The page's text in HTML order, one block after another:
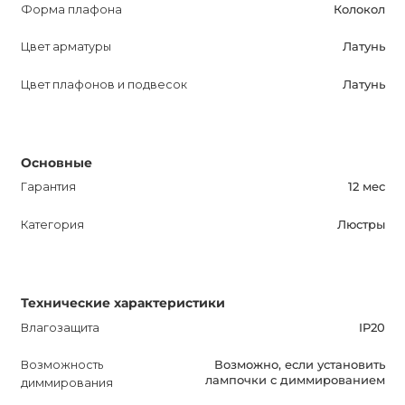
Форма плафона Колокол
Цвет арматуры Латунь
Цвет плафонов и подвесок Латунь
Основные
Гарантия 12 мес
Категория Люстры
Технические характеристики
Влагозащита IP20
Возможность
диммирования
Возможно, если установить
лампочки с диммированием